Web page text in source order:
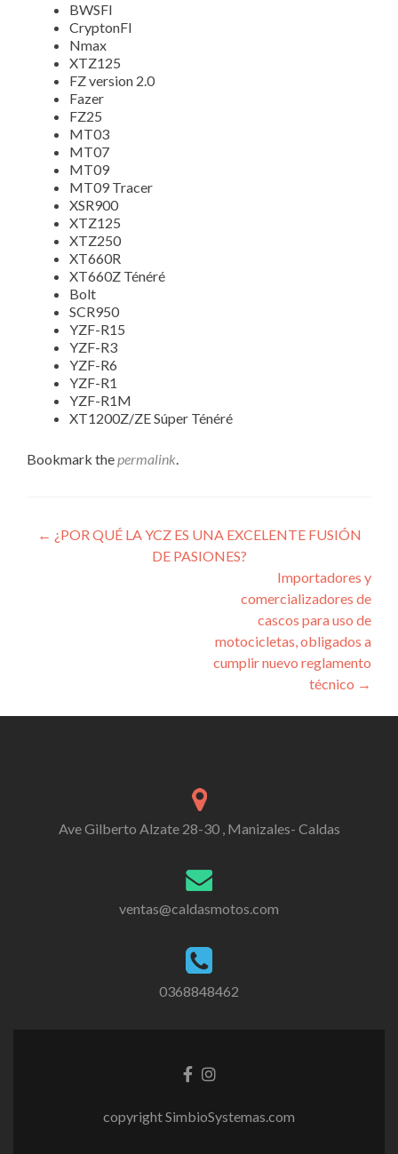
BWSFI
CryptonFI
Nmax
XTZ125
FZ version 2.0
Fazer
FZ25
MT03
MT07
MT09
MT09 Tracer
XSR900
XTZ125
XTZ250
XT660R
XT660Z Ténéré
Bolt
SCR950
YZF-R15
YZF-R3
YZF-R6
YZF-R1
YZF-R1M
XT1200Z/ZE Súper Ténéré
Bookmark thepermalink.
Post
navigation
← ¿POR QUÉ LA YCZ ES UNA EXCELENTE FUSIÓN
DE PASIONES?
Importadores y
comercializadores de
cascos para uso de
motocicletas, obligados a
cumplir nuevo reglamento
técnico →
Ave Gilberto Alzate 28-30 , Manizales- Caldas
ventas@caldasmotos.com
0368848462
G
o
G
o
copyright SimbioSystemas.com